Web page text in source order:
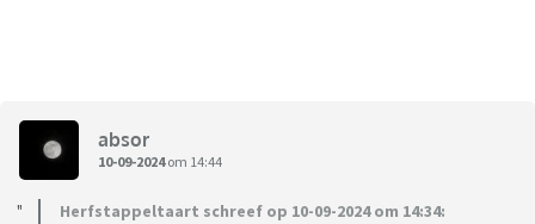
absor
10-09-2024om 14:44
Herfstappeltaart schreef op 10-09-2024 om 14:34: